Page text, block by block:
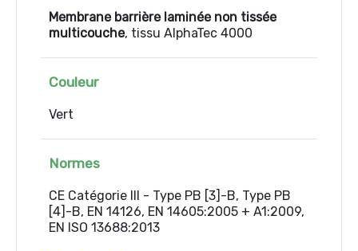
Membrane barrière laminée non tissée
multicouche, tissu AlphaTec 4000
Couleur
Vert
Normes
CE Catégorie III - Type PB [3]-B, Type PB
[4]-B, EN 14126, EN 14605:2005 + A1:2009,
EN ISO 13688:2013